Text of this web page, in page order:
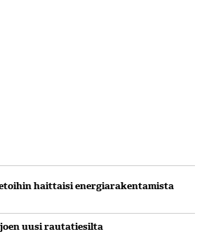
haittaisi energiarakentamista
uusi rautatiesilta